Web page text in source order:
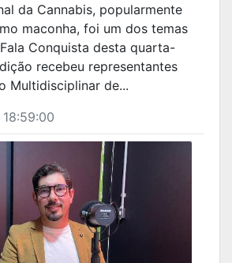
da Cannabis, popularmente
maconha, foi um dos temas
Conquista desta quarta-
recebeu representantes
Multidisciplinar de...